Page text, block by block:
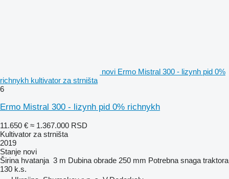
novi Ermo Mistral 300 - lizynh pid 0%
richnykh kultivator za strništa
6
Ermo Mistral 300 - lizynh pid 0% richnykh
11.650 € ≈ 1.367.000 RSD
Kultivator za strništa
2019
Stanje novi
Širina hvatanja 3 m Dubina obrade 250 mm Potrebna snaga traktora
130 k.s.